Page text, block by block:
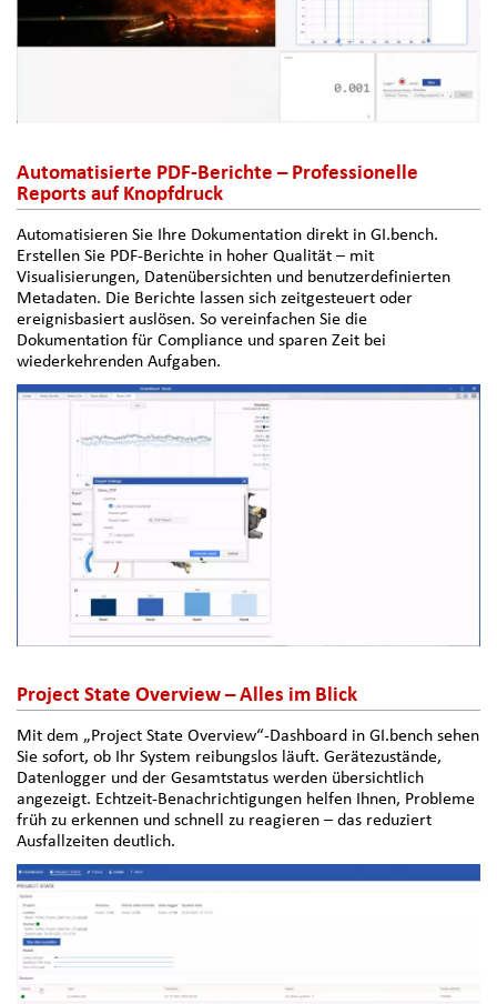
Automatisierte PDF-Berichte – Professionelle
Reports auf Knopfdruck
Automatisieren Sie Ihre Dokumentation direkt in GI.bench.
Erstellen Sie PDF-Berichte in hoher Qualität – mit
Visualisierungen, Datenübersichten und benutzerdefinierten
Metadaten. Die Berichte lassen sich zeitgesteuert oder
ereignisbasiert auslösen. So vereinfachen Sie die
Dokumentation für Compliance und sparen Zeit bei
wiederkehrenden Aufgaben.
Project State Overview – Alles im Blick
Mit dem „Project State Overview“-Dashboard in GI.bench sehen
Sie sofort, ob Ihr System reibungslos läuft. Gerätezustände,
Datenlogger und der Gesamtstatus werden übersichtlich
angezeigt. Echtzeit-Benachrichtigungen helfen Ihnen, Probleme
früh zu erkennen und schnell zu reagieren – das reduziert
Ausfallzeiten deutlich.